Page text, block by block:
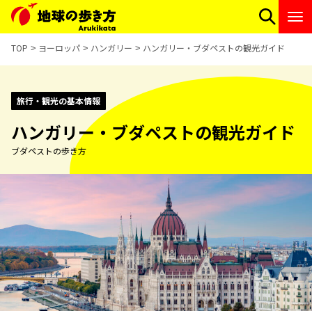
TOP ヨーロッパ ハンガリー ハンガリー・ブダペストの観光ガイド
旅行・観光の基本情報
ハンガリー・ブダペストの観光ガイド
ブダペストの歩き方